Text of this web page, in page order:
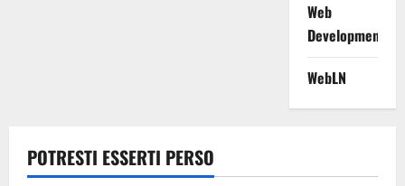
Web
Development
WebLN
POTRESTI ESSERTI PERSO